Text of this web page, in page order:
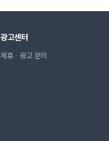
광고센터
제휴ㆍ광고 문의